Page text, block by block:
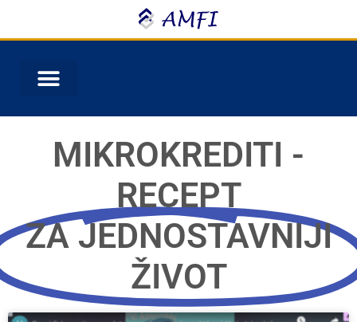
MIKROKREDITI -
RECEPT
ZA JEDNOSTAVNIJI
ŽIVOT